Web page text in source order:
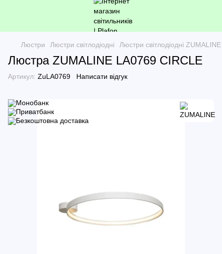
Люстри Люстри світлодіодні Люстри світлодіодні ZUMALINE
Люстра ZUMALINE LA0769 CIRCLE
Артикул: ZuLA0769 Написати відгук